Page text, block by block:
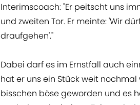
Interimscoach: "Er peitscht uns
und zweiten Tor. Er meinte: 'Wir
draufgehen'."
Dabei darf es im Ernstfall auch
hat er uns ein Stück weit
bisschen böse geworden und es